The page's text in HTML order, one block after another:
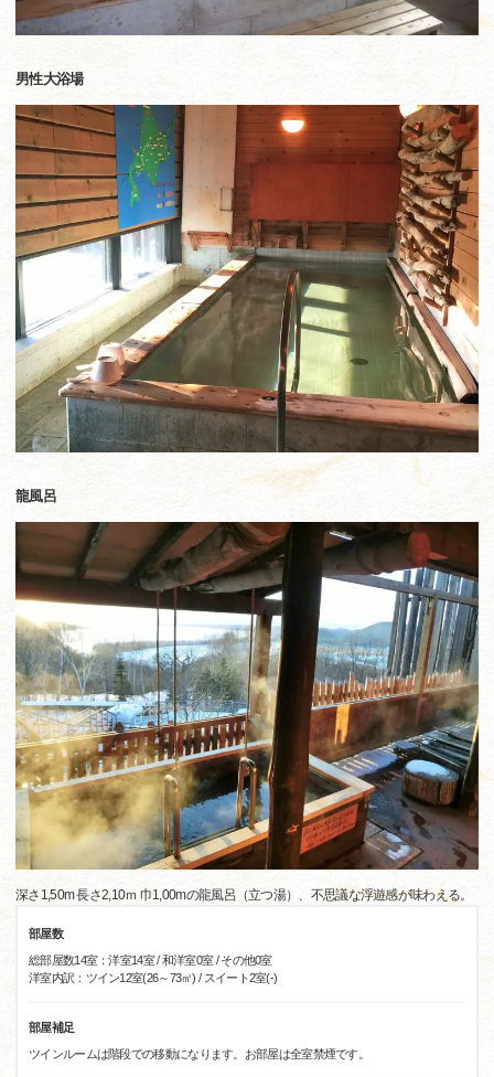
男性大浴場
龍風呂
深さ1,50m 長さ2,10ｍ 巾1,00mの龍風呂（立つ湯）、不思議な浮遊感が味わえる。
部屋数
総部屋数14室：洋室14室 / 和洋室0室 / その他0室
洋室内訳：ツイン12室(26～73㎡) / スイート2室(-)
部屋補足
ツインルームは階段での移動になります。お部屋は全室禁煙です。